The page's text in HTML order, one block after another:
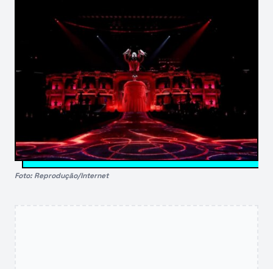
Foto: Reprodução/Internet